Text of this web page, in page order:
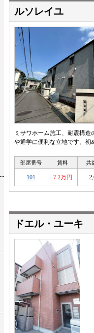
ルソレイユ
ミサワホーム施工、耐震構
や通学に便利な立地です。初
部屋番号 賃料 共
101 7.2万円
ドエル・ユーキ